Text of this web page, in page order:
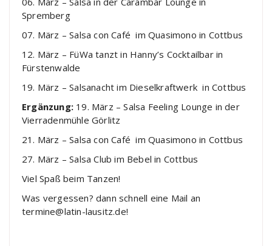
Spremberg
07. März – Salsa con Café im Quasimono in Cottbus
12. März – FüWa tanzt in Hanny’s Cocktailbar in
Fürstenwalde
19. März – Salsanacht im Dieselkraftwerk in Cottbus
Ergänzung: 19. März – Salsa Feeling Lounge in der
Vierradenmühle Görlitz
21. März – Salsa con Café im Quasimono in Cottbus
27. März – Salsa Club im Bebel in Cottbus
Viel Spaß beim Tanzen!
Was vergessen? dann schnell eine Mail an
termine@latin-lausitz.de!